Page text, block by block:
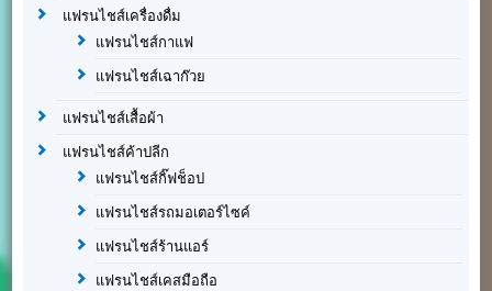
แฟรนไชส์เครื่องดื่ม
แฟรนไชส์กาแฟ
แฟรนไชส์เฉาก๊วย
แฟรนไชส์เสื้อผ้า
แฟรนไชส์ค้าปลีก
แฟรนไชส์กิ๊ฟช็อป
แฟรนไชส์รถมอเตอร์ไซค์
แฟรนไชส์ร้านแอร์
แฟรนไชส์เคสมือถือ